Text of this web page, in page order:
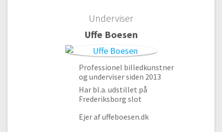
Underviser
Uffe Boesen
Professionel billedkunstner
og underviser siden 2013
Har bl.a. udstillet på
Frederiksborg slot
Ejer af uffeboesen.dk
#11 Farverige natur farver
#12 Farverige natur farver del 2